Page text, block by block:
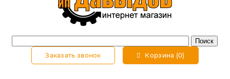
Заказать звонок Корзина (0)